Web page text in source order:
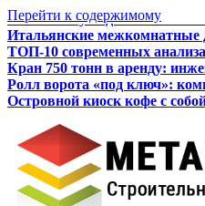
Перейти к содержимому
Итальянские межкомнатные
ТОП-10 современных
Кран 750 тонн в аренду:
Ролл ворота «под ключ»:
Островной киоск кофе с
Как бизнесу подготовиться